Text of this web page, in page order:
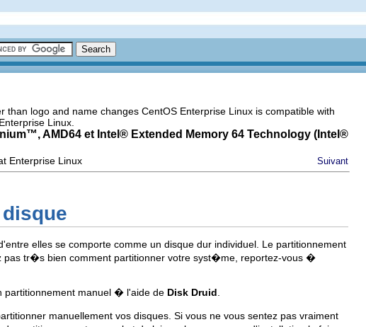
logo and name changes CentOS Enterprise Linux is compatible with
Linux.
™, AMD64 et Intel ® Extended Memory 64 Technology ( Intel ®
Enterprise Linux Suivant
elles se comporte comme un disque dur individuel. Le partitionnement
pas tr�s bien comment partitionner votre syst�me, reportez-vous �
partitionnement manuel � l'aide de Disk Druid
manuellement vos disques. Si vous ne vous sentez pas vraiment